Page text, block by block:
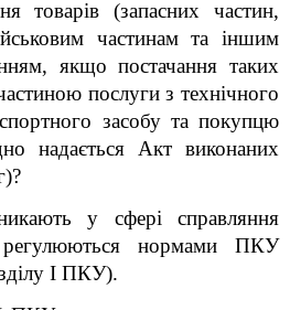
товарів (запасних частин,
частинам та іншим
якщо постачання таких
послуги з технічного
засобу та покупцю
надається Акт виконаних
у сфері справляння
регулюються нормами ПКУ
І ПКУ).